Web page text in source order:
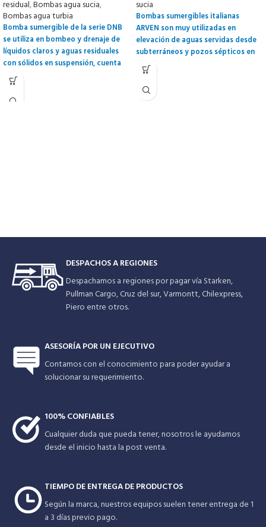
residual,Bombas agua sucia,
Bombas agua turbia
Bomba sumergible de la serie DNB
se utiliza en bombeo y drenaje de
líquidos claros y aguas residuales
con sólidos en suspensión, cuenta
con un impulsor tipo BICANAL; 2900
rpm. Los canales especiales S-Flow
permiten el paso de sólido fibroso
sucia
Bombas sumergibles italianas
ARVEN son muy utilizadas en
elevación de aguas servidas desde
subterráneos y pozos sépticos en
general. Además se usan en aguas
residuales que no tengan mucho
contenido de piedras o elementos
DESPACHOS A REGIONES
Despachamos a regiones por pagar vía Starken,
Pullman Cargo, Cruz del sur, Varmontt, Chilexpress,
Piero entre otros.
ASESORÍA POR UN EJECUTIVO
Contamos con el conocimiento para poder ayudar a
solucionar su requerimiento.
100% CONFIABLES
Cualquier duda que pueda tener, nosotros le ayudamos
desde el inicio hasta la post venta.
TIEMPO DE ENTREGA DE PRODUCTOS
Según la marca, nuestros equipos suelen tener entrega de 1
a 3 días previo pago.